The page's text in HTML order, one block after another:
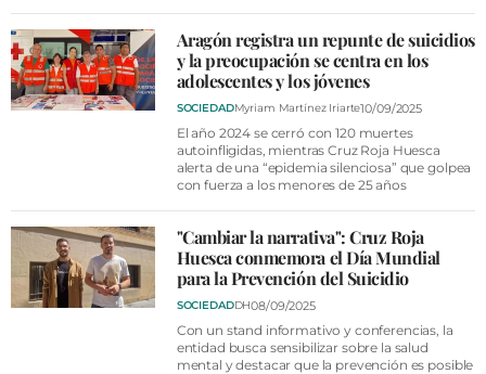
ESQUELAS
CLUB DEL AMIGO MILITANTE
INICIAR SESIÓN
Aragón registra un repunte de suicidios
y la preocupación se centra en los
adolescentes y los jóvenes
SOCIEDADMyriam Martínez Iriarte10/09/2025
El año 2024 se cerró con 120 muertes
autoinfligidas, mientras Cruz Roja Huesca
alerta de una “epidemia silenciosa” que golpea
con fuerza a los menores de 25 años
"Cambiar la narrativa": Cruz Roja
Huesca conmemora el Día Mundial
para la Prevención del Suicidio
SOCIEDADDH08/09/2025
Con un stand informativo y conferencias, la
entidad busca sensibilizar sobre la salud
mental y destacar que la prevención es posible